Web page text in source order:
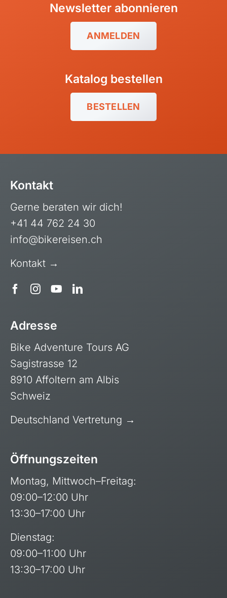
Newsletter abonnieren
ANMELDEN
Katalog bestellen
BESTELLEN
Kontakt
Gerne beraten wir dich!
+41 44 762 24 30
info@bikereisen.ch
Kontakt →
Adresse
Bike Adventure Tours AG
Sagistrasse 12
8910 Affoltern am Albis
Schweiz
Deutschland Vertretung →
Öffnungszeiten
Montag, Mittwoch–Freitag:
09:00–12:00 Uhr
13:30–17:00 Uhr
Dienstag:
09:00–11:00 Uhr
13:30–17:00 Uhr